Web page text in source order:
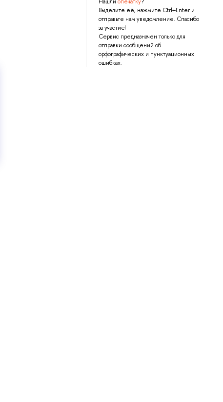
Нашли опечатку?
Выделите её, нажмите Ctrl+Enter и
отправьте нам уведомление. Спасибо
за участие!
Сервис предназначен только для
отправки сообщений об
орфографических и пунктуационных
ошибках.